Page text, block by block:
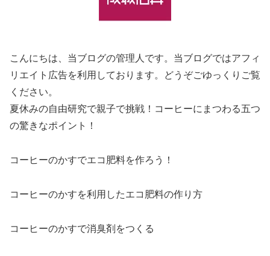
こんにちは、当ブログの管理人です。当ブログではアフィ
リエイト広告を利用しております。どうぞごゆっくりご覧
ください。
夏休みの自由研究で親子で挑戦！コーヒーにまつわる五つ
の驚きなポイント！
コーヒーのかすでエコ肥料を作ろう！
コーヒーのかすを利用したエコ肥料の作り方
コーヒーのかすで消臭剤をつくる